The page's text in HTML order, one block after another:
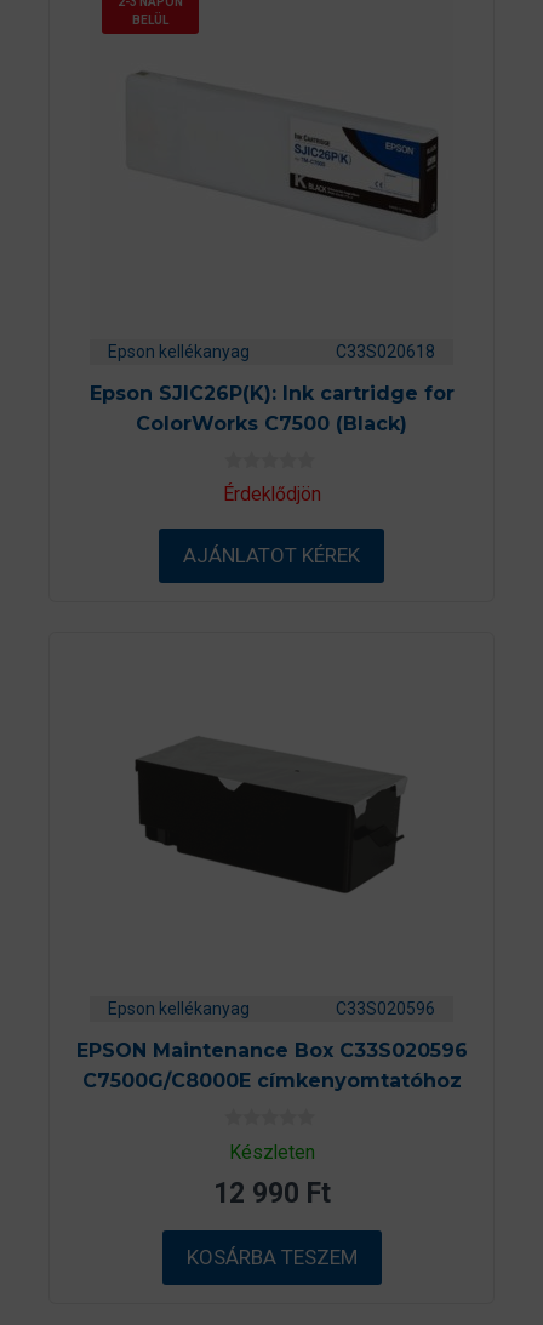
BELÜL
Epson kellékanyag C33S020618
Epson SJIC26P(K): Ink cartridge for
ColorWorks C7500 (Black)
0
a
-
ő
Érdeklődjön
AJÁNLATOT KÉREK
Epson kellékanyag C33S020596
EPSON Maintenance Box C33S020596
C7500G/C8000E címkenyomtatóhoz
0
a
5
b
ő
l
Készleten
12 990 Ft
KOSÁRBA TESZEM